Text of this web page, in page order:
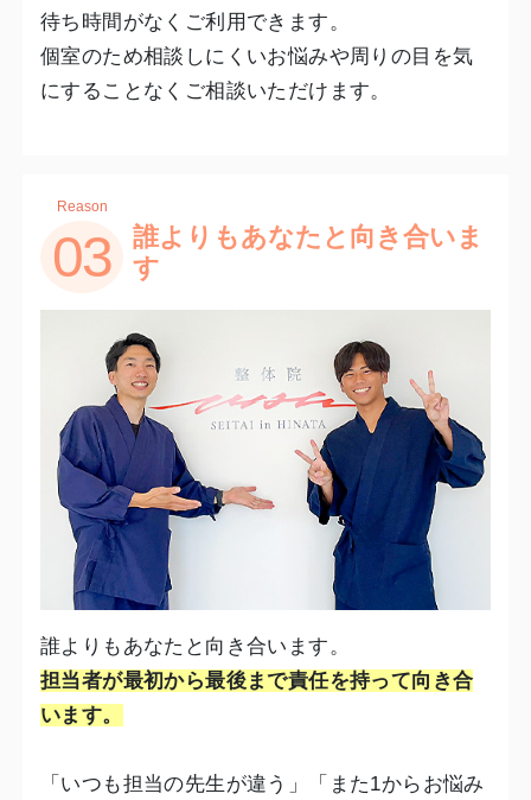
待ち時間がなくご利用できます。
個室のため相談しにくいお悩みや周りの目を気
にすることなくご相談いただけます。
Reason
03
誰よりもあなたと向き合いま
す
誰よりもあなたと向き合います。
担当者が最初から最後まで責任を持って向き合
います。
「いつも担当の先生が違う」「また1からお悩み